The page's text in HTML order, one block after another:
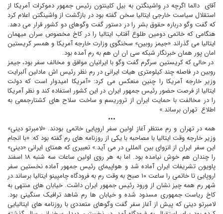
آقای دالما اگرچه در واشينگتن به بيل کلينتون رئيس جمهور دموکرات آمريکا از
استقلال سياست خارجى ايتاليا سخن گفته بود در بازگشت از واشينگتن اعلام کرد
که گفت وگو درباره حقوق بشر را در دستور گفت وگوهاى دو کشور قرار مى دهد.
هنگامى که خاتمى دومين طلوع آفتاب ايتاليا را در کاخ مخصوص سران ميهمان
ايتاليا مى گذراند «جيمز روبين» سخنگوى وزارت خارجه آمريکا و همسر کريستين
امان پور همان خبرنگار شبکه سى ان ان هم به رم آمده بود.
در حالى که کريستين سرگرم گفت وگو با ايرانيان موافق و مخالف سفر بود، جيمز
روبين در فاصله چند کيلومترى هيات ايرانى در رم نظر رئيس اش مادلين آلبرايت
وزير خارجه آمريکا را چنين منعکس مى کرد: «آمريکا اميدوار است که دولت
ايتاليا از فرصت حضور رئيس جمهور ايران در اين کشور استفاده کند و نظر آمريکا
را در مخالفت با حمايت ايران از تروريسم و ساخت سلاح هاى کشتارجمعى به
اطلاع تهران برساند.»
•••
همه در تهران و رم منتظر آغاز اولين سفر اروپايى خاتمى بودند. «لامبرتو دينى»
وزير خارجه وقت ايتاليا با مصاحبه با يکى از روزنامه هاى رم گفته بود که: «با انجام
اين سفر ايران از انزواى بين المللى در مى آيد.» تعبيرى که همتاى ايرانى «دينى»
را چندان هم خوش نيامده بود. اما به هر روى اولين ساعات سه شنبه ۱۸ اسفند
پاويون تشريفات ايران آماده شد و هواپيماى رئيس جمهور آماده نخستين سفر
اروپايى تا خاتمى را ساعت ۱۰ صبح به وقت رم به فرودگاه چامپينو ايتاليا برساند.در
شهر رم همه چيز نشان از ورود رئيس جمهور ايران داشت. خيابان هاى منتهى به
کاخ رياست جمهورى مسدود شده و خيابان ها رم شاهد ترافيک سنگينى بود.
لامبرتو دينى که پيش از آغاز سفر گفت وگوهاى متعددى با روزنامه هاى ايتاليايى